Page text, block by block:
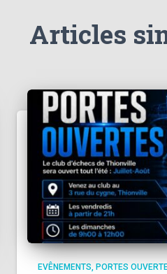
Articles
EVÊNEMENTS PORTES